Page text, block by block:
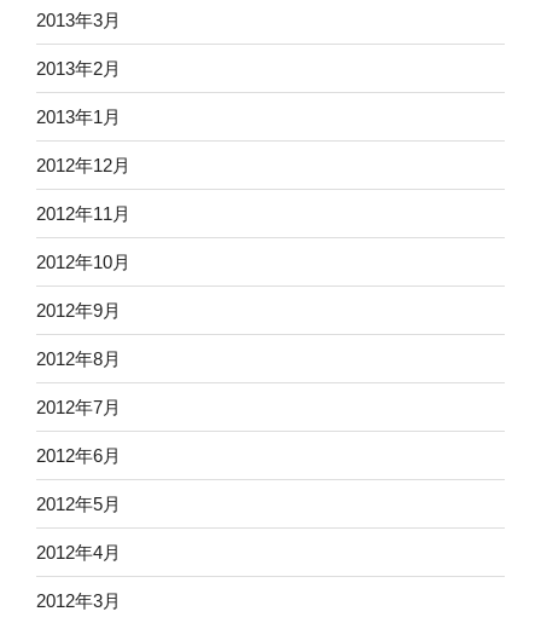
2013年3月
2013年2月
2013年1月
2012年12月
2012年11月
2012年10月
2012年9月
2012年8月
2012年7月
2012年6月
2012年5月
2012年4月
2012年3月